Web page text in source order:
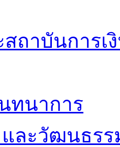
ถาบันการเ
ทนาการ
ละวัฒนธรร